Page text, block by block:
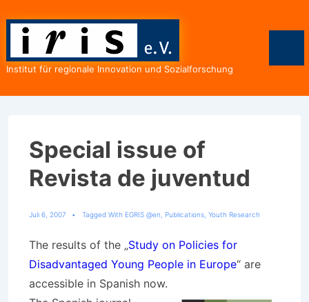
Institut für regionale Innovation und Sozialforschung
Special issue of
Revista de juventud
Juli 6, 2007 Tagged With EGRIS @en Publications, Youth Research
The results of the „Study on Policies for
Disadvantaged Young People in Europe“ are
accessible in Spanish now.